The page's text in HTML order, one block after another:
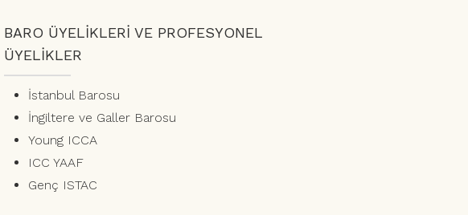
BARO ÜYELİKLERİ VE PROFESYONEL
ÜYELİKLER
İstanbul Barosu
İngiltere ve Galler Barosu
Young ICCA
ICC YAAF
Genç ISTAC